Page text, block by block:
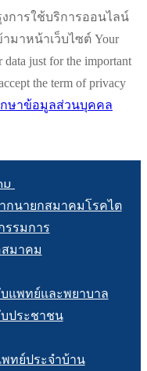
การใช้บริการออนไลน์
มาหน้าเว็บไซต์ Your
just for the important
the term of privacy
กษาข้อมูลส่วนบุคคล
ม
กนายกสมาคมโรคไต
รมการ
มาคม
แพทย์และพยาบาล
ประชาชน
ทย์ประจำบ้าน